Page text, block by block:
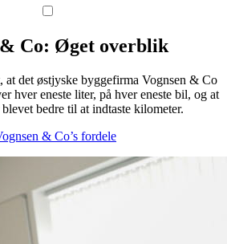
& Co: Øget overblik
det østjyske byggefirma Vognsen & Co
hver eneste liter, på hver eneste bil, og at
bedre til at indtaste kilometer.
& Co’s fordele